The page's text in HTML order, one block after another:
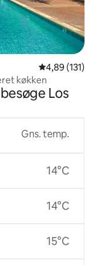
4,89 ud af 5 i
4,89 (131)
køkken
Los
Gns. temp.
14°C
14°C
15°C